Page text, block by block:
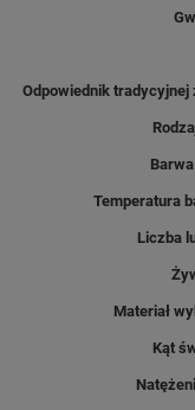
Odpowiednik tradycyjnej
Temperatura
Liczba
Materiał
Kąt